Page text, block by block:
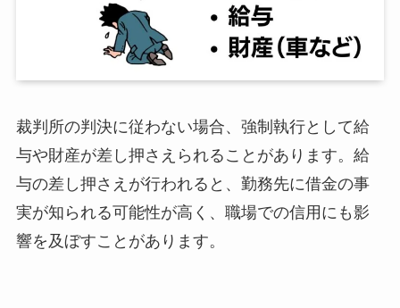
裁判所の判決に従わない場合、強制執行として給
与や財産が差し押さえられることがあります。給
与の差し押さえが行われると、勤務先に借金の事
実が知られる可能性が高く、職場での信用にも影
響を及ぼすことがあります。